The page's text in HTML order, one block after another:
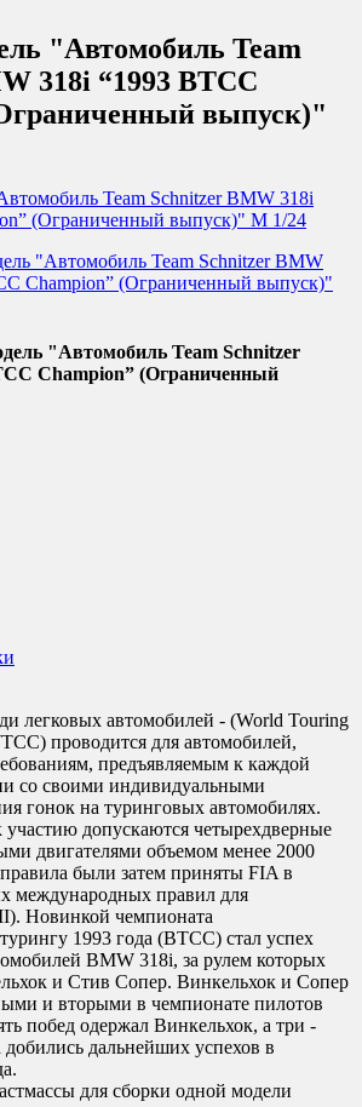
"Автомобиль Team
318i “1993 BTCC
выпуск)"
"Автомобиль Team Schnitzer
Champion” (Ограниченный
легковых автомобилей - (World Touring
проводится для автомобилей,
предъявляемым к каждой
со своими индивидуальными
гонок на туринговых автомобилях.
допускаются четырехдверные
двигателями объемом менее 2000
были затем приняты FIA в
международных правил для
Новинкой чемпионата
1993 года (BTCC) стал успех
BMW 318i, за рулем которых
и Стив Сопер. Винкельхок и Сопер
и вторыми в чемпионате пилотов
побед одержал Винкельхок, а три -
дальнейших успехов в
для сборки одной модели